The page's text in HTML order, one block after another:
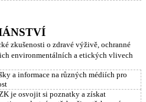
zkušenosti o zdravé výživě, ochranné
environmentálních a etických vlivech
a informace na různých médiích pro
je osvojit si poznatky a získat